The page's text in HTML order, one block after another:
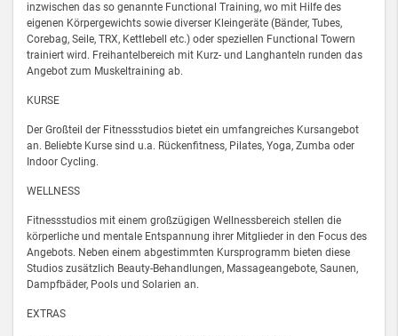
inzwischen das so genannte Functional Training, wo mit Hilfe des
eigenen Körpergewichts sowie diverser Kleingeräte (Bänder, Tubes,
Corebag, Seile, TRX, Kettlebell etc.) oder speziellen Functional Towern
trainiert wird. Freihantelbereich mit Kurz- und Langhanteln runden das
Angebot zum Muskeltraining ab.
KURSE
Der Großteil der Fitnessstudios bietet ein umfangreiches Kursangebot
an. Beliebte Kurse sind u.a. Rückenfitness, Pilates, Yoga, Zumba oder
Indoor Cycling.
WELLNESS
Fitnessstudios mit einem großzügigen Wellnessbereich stellen die
körperliche und mentale Entspannung ihrer Mitglieder in den Focus des
Angebots. Neben einem abgestimmten Kursprogramm bieten diese
Studios zusätzlich Beauty-Behandlungen, Massageangebote, Saunen,
Dampfbäder, Pools und Solarien an.
EXTRAS